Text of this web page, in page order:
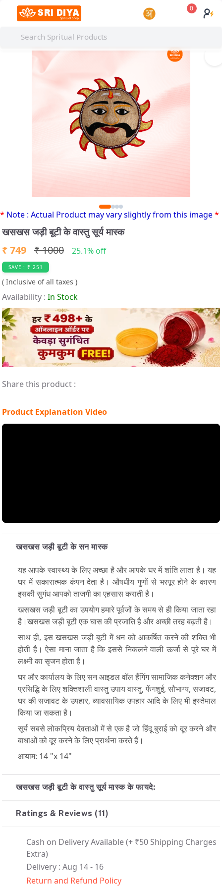
0
I
e
m
1
o
f
4
* Note : Actual Product may vary slightly from this image*
खसखस जड़ी बूटी के वास्तु सूर्य मास्क
₹ 749 ₹ 1000 25.1% off
SAVE : ₹ 251
( Inclusive of all taxes )
Availability : In Stock
Share this product :
Product Explanation Video
खसखस जड़ी बूटी के सन मास्क
यह आपके स्वास्थ्य के लिए अच्छा है और आपके घर में शांति लाता है। यह
घर में सकारात्मक कंपन देता है। औषधीय गुणों से भरपूर होने के कारण
इसकी सुगंध आपको ताजगी का एहसास कराती है।
खसखस जड़ी बूटी का उपयोग हमारे पूर्वजों के समय से ही किया जाता रहा
है।खसखस जड़ी बूटी एक घास की प्रजाति है और अच्छी तरह बढ़ती है।
साथ ही, इस खसखस जड़ी बूटी में धन को आकर्षित करने की शक्ति भी
होती है। ऐसा माना जाता है कि इससे निकलने वाली ऊर्जा से पूरे घर में
लक्ष्मी का सृजन होता है।
घर और कार्यालय के लिए सन आइडल वॉल हैंगिंग सामाजिक कनेक्शन और
प्रसिद्धि के लिए शक्तिशाली वास्तु उपाय वास्तु, फेंगशुई, सौभाग्य, सजावट,
घर की सजावट के उपहार, व्यावसायिक उपहार आदि के लिए भी इस्तेमाल
किया जा सकता है।
सूर्य सबसे लोकप्रिय देवताओं में से एक है जो हिंदू बुराई को दूर करने और
बाधाओं को दूर करने के लिए प्रार्थना करते हैं।
आयाम: 14 "x 14"
खसखस जड़ी बूटी के वास्तु सूर्य मास्क के फायदे:
Ratings & Reviews (11)
Cash on Delivery Available(+ ₹50 Shipping Charges
Extra)
Delivery : Aug 14 - 16
Return and Refund Policy